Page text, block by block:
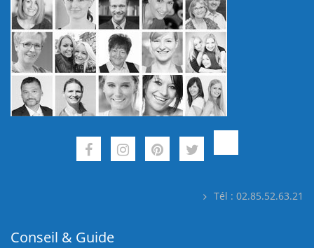
Tél : 02.85.52.63.21
Conseil & Guide